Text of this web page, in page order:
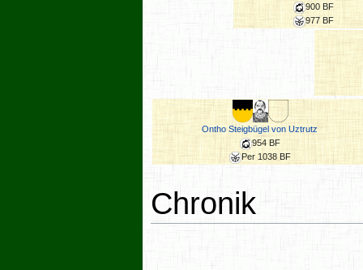
900 BF
977 BF
Ontho Steigbügel von Uztrutz
954 BF
Per 1038 BF
Chronik